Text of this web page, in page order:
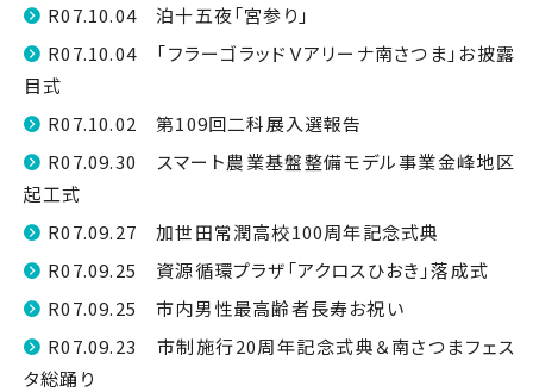
R07.10.04 泊十五夜「宮参り」
R07.10.04 「フラーゴラッドＶアリーナ南さつま」お披露
目式
R07.10.02 第109回二科展入選報告
R07.09.30 スマート農業基盤整備モデル事業金峰地区
起工式
R07.09.27 加世田常潤高校100周年記念式典
R07.09.25 資源循環プラザ「アクロスひおき」落成式
R07.09.25 市内男性最高齢者長寿お祝い
R07.09.23 市制施行20周年記念式典＆南さつまフェス
タ総踊り